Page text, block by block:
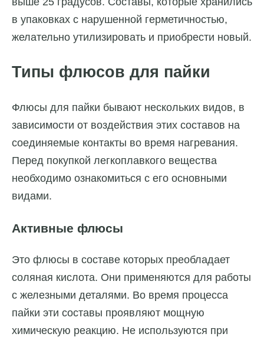
в упаковках с нарушенной герметичностью,
желательно утилизировать и приобрести новый.
Типы флюсов для пайки
Флюсы для пайки бывают нескольких видов, в
зависимости от воздействия этих составов на
соединяемые контакты во время нагревания.
Перед покупкой легкоплавкого вещества
необходимо ознакомиться с его основными
видами.
Активные флюсы
Это флюсы в составе которых преобладает
соляная кислота. Они применяются для работы
с железными деталями. Во время процесса
пайки эти составы проявляют мощную
химическую реакцию. Не используются при